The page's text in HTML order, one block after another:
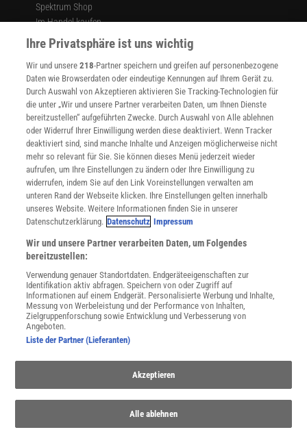
Spektrum Shop
Im Handel kaufen
Presse
Verträge kündigen
Widerruf
INFO
Mediadaten
Datenschutz
Nutzungsbedingungen
Cookie-Einstellungen
Utiq verwalten
Nutzungsbasierte Onlinewerbung
Alle Artikel
Impressum
Angebote für Schulen
Angebote für Institutionen
Sprachen lernen mit Gymglish
Lexika
Für Spektrum schreiben
Zugänglichkeitserklärung
WEBSEITEN
KielSCN
Wissenschaft in die Schulen
SciLogs
Ihre Privatsphäre ist uns wichtig
Wir und unsere218-Partner speichern und greifen auf personenbezogene
Daten wie Browserdaten oder eindeutige Kennungen auf Ihrem Gerät zu.
Durch Auswahl von Akzeptieren aktivieren Sie Tracking-Technologien für
die unter „Wir und unsere Partner verarbeiten Daten, um Ihnen Dienste
bereitzustellen“ aufgeführten Zwecke. Durch Auswahl von Alle ablehnen
oder Widerruf Ihrer Einwilligung werden diese deaktiviert. Wenn Tracker
deaktiviert sind, sind manche Inhalte und Anzeigen möglicherweise nicht
mehr so relevant für Sie. Sie können dieses Menü jederzeit wieder
aufrufen, um Ihre Einstellungen zu ändern oder Ihre Einwilligung zu
widerrufen, indem Sie auf den Link Voreinstellungen verwalten am
unteren Rand der Webseite klicken. Ihre Einstellungen gelten innerhalb
unseres Website. Weitere Informationen finden Sie in unserer
Datenschutzerklärung. Datenschutz Impressum
Wir und unsere Partner verarbeiten Daten, um Folgendes
bereitzustellen:
Verwendung genauer Standortdaten. Endgeräteeigenschaften zur
Identifikation aktiv abfragen. Speichern von oder Zugriff auf
Informationen auf einem Endgerät. Personalisierte Werbung und Inhalte,
Messung von Werbeleistung und der Performance von Inhalten,
Zielgruppenforschung sowie Entwicklung und Verbesserung von
Angeboten.
Liste der Partner (Lieferanten)
Akzeptieren
Alle ablehnen